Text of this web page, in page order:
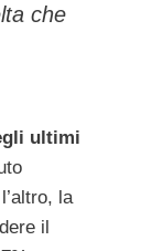
che
ultimi
la
il